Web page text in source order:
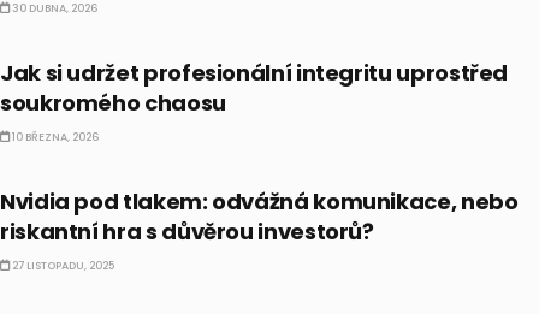
30 DUBNA, 2026
Jak si udržet profesionální integritu uprostřed
soukromého chaosu
10 BŘEZNA, 2026
Nvidia pod tlakem: odvážná komunikace, nebo
riskantní hra s důvěrou investorů?
27 LISTOPADU, 2025